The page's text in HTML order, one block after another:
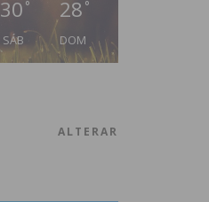
30 °
SÁB
28 °
DOM
ALTERAR